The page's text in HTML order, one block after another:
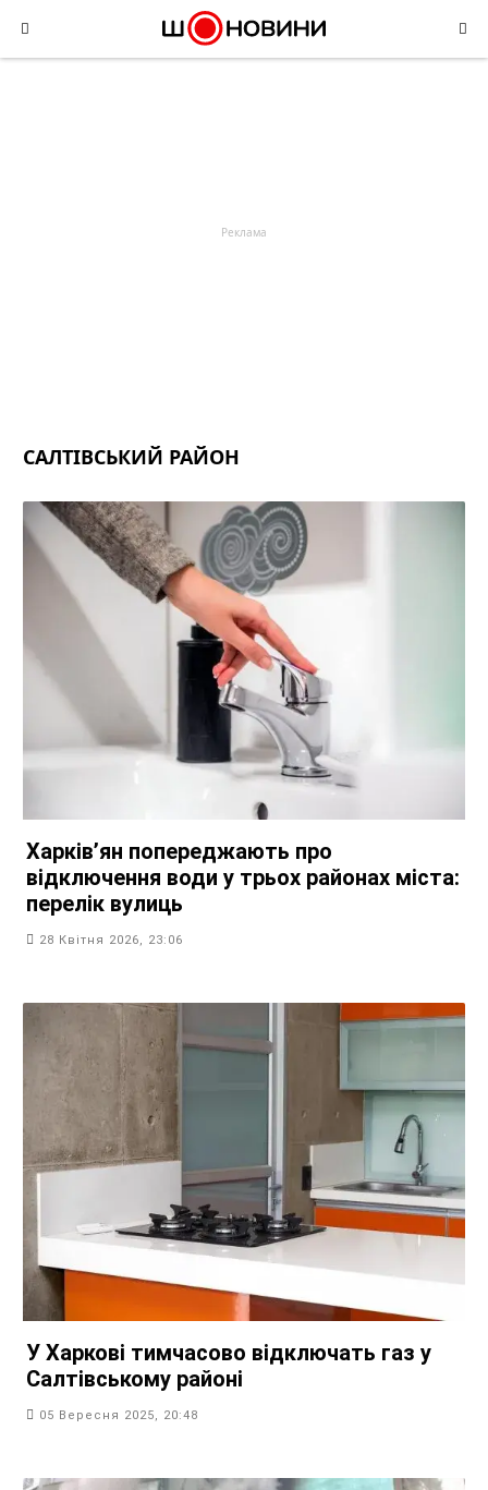
content
САЛТІВСЬКИЙ РАЙОН
Харків’ян попереджають про
відключення води у трьох районах міста:
перелік вулиць
28 Квітня 2026, 23:06
У Харкові тимчасово відключать газ у
Салтівському районі
05 Вересня 2025, 20:48